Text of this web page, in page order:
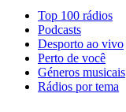
Top 100 rádios
Podcasts
Desporto ao vivo
Perto de você
Géneros musicais
Rádios por tema